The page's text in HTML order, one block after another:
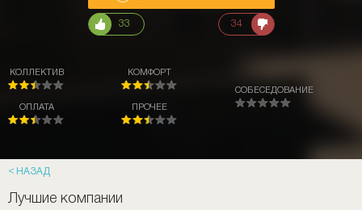
33 34
КОЛЛЕКТИВ
ОПЛАТА
КОМФОРТ
ПРОЧЕЕ
СОБЕСЕДОВАНИЕ
НАЗАД
Лучшие компании